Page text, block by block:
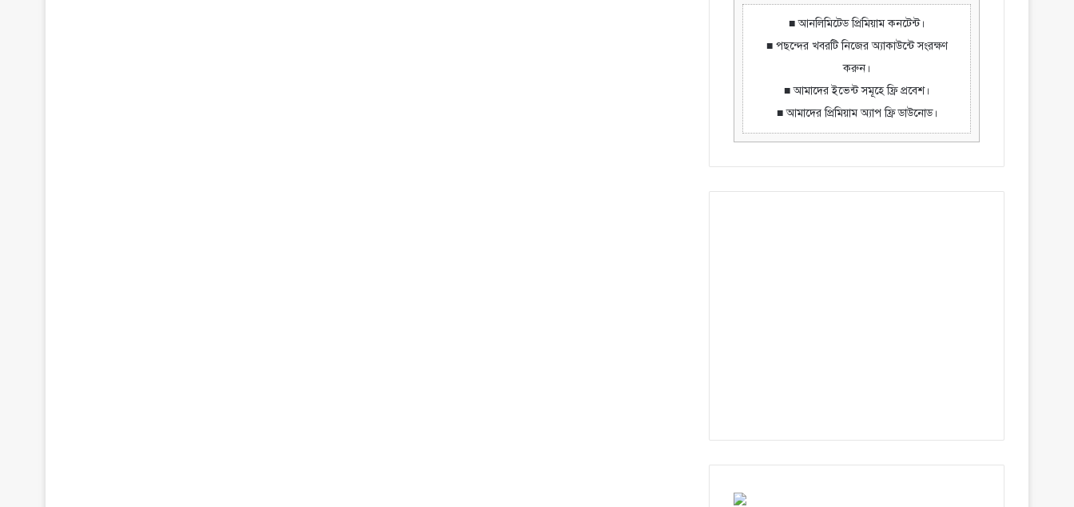
■ আনলিমিটেড প্রিমিয়াম কনটেন্ট।
■ পছন্দের খবরটি নিজের অ্যাকাউন্টে সংরক্ষণ
করুন।
■ আমাদের ইভেন্ট সমূহে ফ্রি প্রবেশ।
■ আমাদের প্রিমিয়াম অ্যাপ ফ্রি ডাউনোড।